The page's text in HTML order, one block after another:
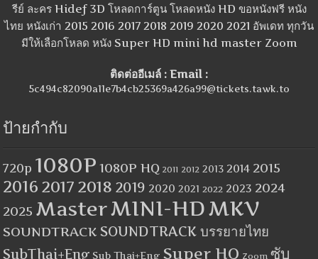
รีย์ ละคร Hidef 3D โหลดการ์ตูน โหลดหนัง HD ขอหนังฟรี หนัง
ไทย หนังเก่า 2015 2016 2017 2018 2019 2020 2021 อัพเดท ทุกวัน
มีให้เลือกโหลด หนัง Super HD mini hd master Zoom
ติดต่ออีเมล์ : Email :
5c494c82090a11e7b4cb25369a426a99@tickets.tawk.to
ป้ายกำกับ
720p 1080P 1080P HQ 2011 2012 2013 2014 2015
2016 2017 2018 2019 2020 2021 2022 2023 2024
2025 MasterMINI-HDMKV
SOUNDTRACK SOUNDTRACK บรรยายไทย
SubThai+Eng Sub Thai+Eng Super HQ Zoom ซับ